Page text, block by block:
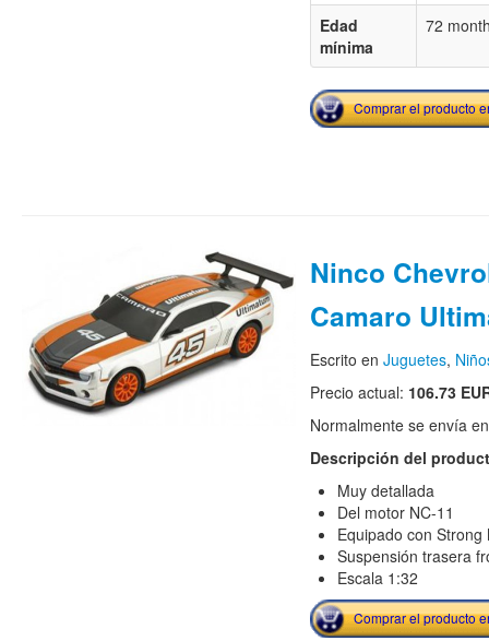
Edad
mínima
72
Comprar el producto
Ninco
Camaro
Escrito en Juguetes,
Precio actual: 106.73
Normalmente se envía
Descripción del
Muy detallada
Del motor NC-11
Equipado con
Suspensión trasera
Escala 1:32
Comprar el producto